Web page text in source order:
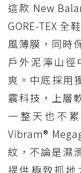
這款 New
GORE-TEX 全
風薄膜，同時
戶外泥濘山徑
爽。中底採用
震科技，上層
一整天也不
Vibram®
紋，不論是濕
提供極致抓地